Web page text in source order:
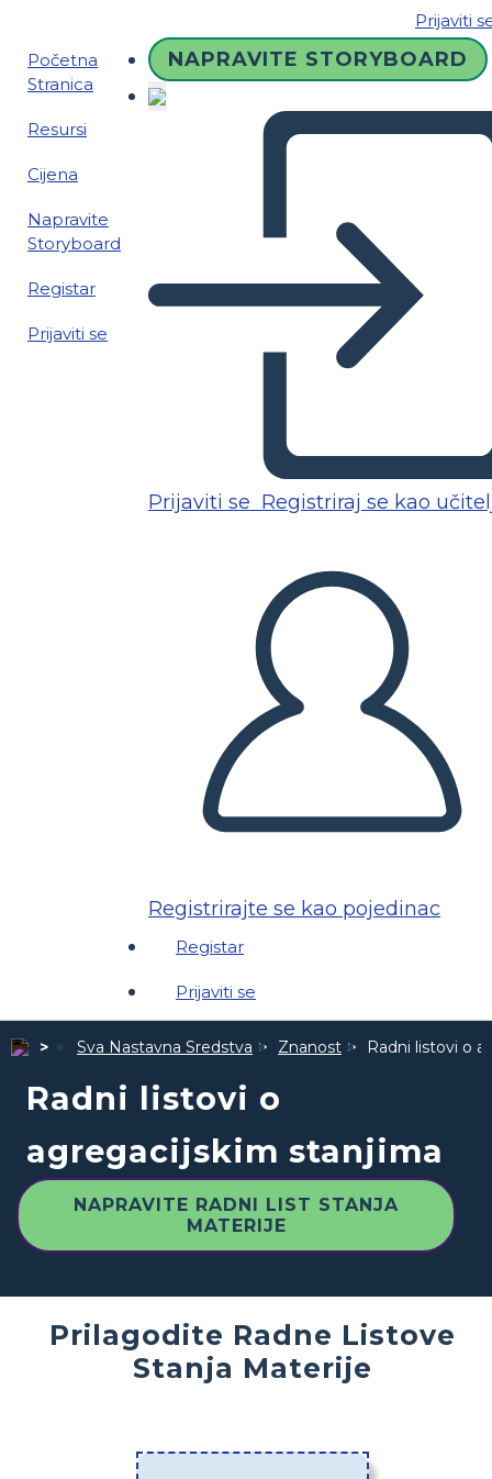
Prijaviti
Početna
Stranica
Resursi
Cijena
Napravite
Storyboard
Registar
Prijaviti se
NAPRAVITE STORYBOARD
Prijaviti se Registriraj se kao
Registrirajte se kao pojedinac
Registar
Prijaviti se
Sva Nastavna Sredstva Znanost Radni listovi o
Radni listovi o
agregacijskim stanjima
NAPRAVITE RADNI LIST STANJA
MATERIJE
Prilagodite Radne Listove
Stanja Materije